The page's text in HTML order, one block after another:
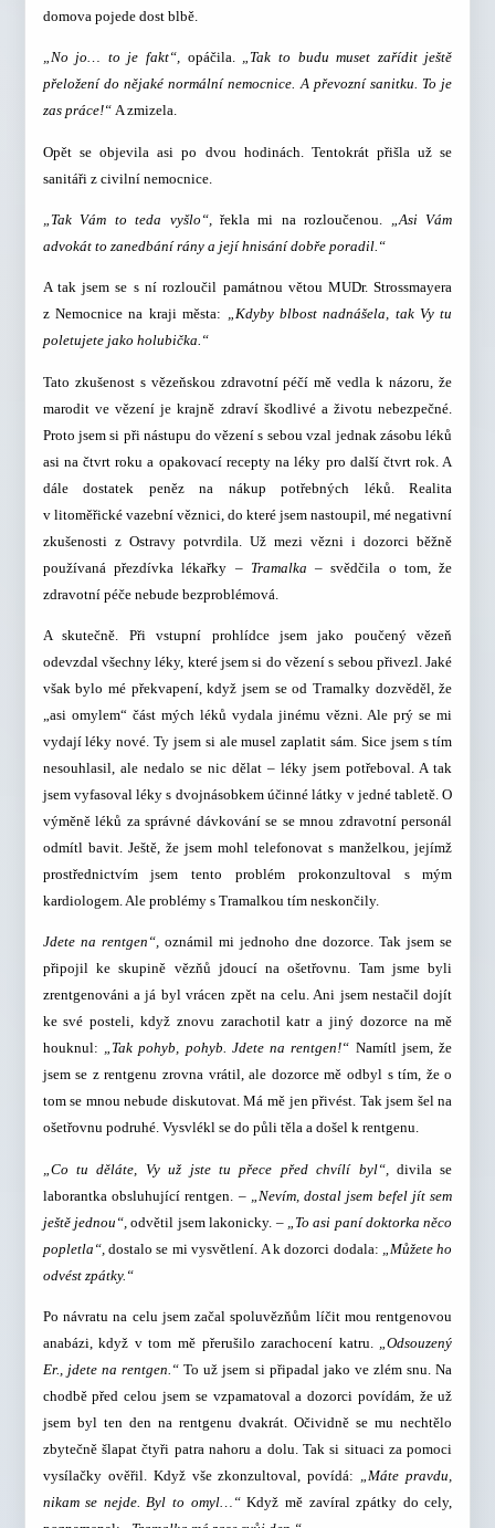
domova pojede dost blbě.
„No jo… to je fakt“, opáčila. „Tak to budu muset zařídit ještě
přeložení do nějaké normální nemocnice. A převozní sanitku. To je
zas práce!“ A zmizela.
Opět se objevila asi po dvou hodinách. Tentokrát přišla už se
sanitáři z civilní nemocnice.
„Tak Vám to teda vyšlo“, řekla mi na rozloučenou. „Asi Vám
advokát to zanedbání rány a její hnisání dobře poradil.“
A tak jsem se s ní rozloučil památnou větou MUDr. Strossmayera
z Nemocnice na kraji města: „Kdyby blbost nadnášela, tak Vy tu
poletujete jako holubička.“
Tato zkušenost s vězeňskou zdravotní péčí mě vedla k názoru, že
marodit ve vězení je krajně zdraví škodlivé a životu nebezpečné.
Proto jsem si při nástupu do vězení s sebou vzal jednak zásobu léků
asi na čtvrt roku a opakovací recepty na léky pro další čtvrt rok. A
dále dostatek peněz na nákup potřebných léků. Realita
v litoměřické vazební věznici, do které jsem nastoupil, mé negativní
zkušenosti z Ostravy potvrdila. Už mezi vězni i dozorci běžně
používaná přezdívka lékařky – Tramalka – svědčila o tom, že
zdravotní péče nebude bezproblémová.
A skutečně. Při vstupní prohlídce jsem jako poučený vězeň
odevzdal všechny léky, které jsem si do vězení s sebou přivezl. Jaké
však bylo mé překvapení, když jsem se od Tramalky dozvěděl, že
„asi omylem“ část mých léků vydala jinému vězni. Ale prý se mi
vydají léky nové. Ty jsem si ale musel zaplatit sám. Sice jsem s tím
nesouhlasil, ale nedalo se nic dělat – léky jsem potřeboval. A tak
jsem vyfasoval léky s dvojnásobkem účinné látky v jedné tabletě. O
výměně léků za správné dávkování se se mnou zdravotní personál
odmítl bavit. Ještě, že jsem mohl telefonovat s manželkou, jejímž
prostřednictvím jsem tento problém prokonzultoval s mým
kardiologem. Ale problémy s Tramalkou tím neskončily.
Jdete na rentgen“, oznámil mi jednoho dne dozorce. Tak jsem se
připojil ke skupině vězňů jdoucí na ošetřovnu. Tam jsme byli
zrentgenováni a já byl vrácen zpět na celu. Ani jsem nestačil dojít
ke své posteli, když znovu zarachotil katr a jiný dozorce na mě
houknul: „Tak pohyb, pohyb. Jdete na rentgen!“ Namítl jsem, že
jsem se z rentgenu zrovna vrátil, ale dozorce mě odbyl s tím, že o
tom se mnou nebude diskutovat. Má mě jen přivést. Tak jsem šel na
ošetřovnu podruhé. Vysvlékl se do půli těla a došel k rentgenu.
„Co tu děláte, Vy už jste tu přece před chvílí byl“,divila se
laborantka obsluhující rentgen. –
„Nevím, dostal jsem befel jít sem
ještě jednou“,odvětil jsem lakonicky. –
„To asi paní doktorka něco
popletla“, dostalo se mi vysvětlení. A k dozorci dodala:
„Můžete ho
odvést zpátky.“
Po návratu na celu jsem začal spoluvězňům líčit mou rentgenovou
anabázi, když v tom mě přerušilo zarachocení katru. „Odsouzený
Er., jdete na rentgen.“ To už jsem si připadal jako ve zlém snu. Na
chodbě před celou jsem se vzpamatoval a dozorci povídám, že už
jsem byl ten den na rentgenu dvakrát. Očividně se mu nechtělo
zbytečně šlapat čtyři patra nahoru a dolu. Tak si situaci za pomoci
vysílačky ověřil. Když vše zkonzultoval, povídá: „Máte pravdu,
nikam se nejde. Byl to omyl…“Když mě zavíral zpátky do cely,